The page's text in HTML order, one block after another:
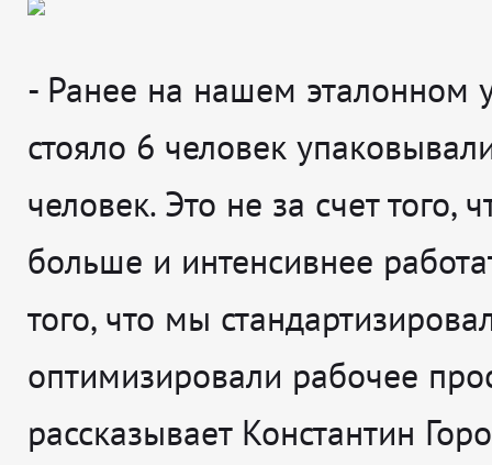
- Ранее на нашем эталонном
стояло 6 человек
человек. Это не за счет того,
больше и интенсивнее
того, что мы
оптимизировали рабочее
рассказывает Константин